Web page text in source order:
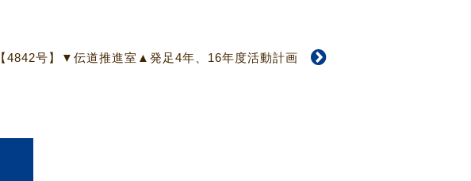
【4842号】▼伝道推進室▲発足4年、16年度活動計画